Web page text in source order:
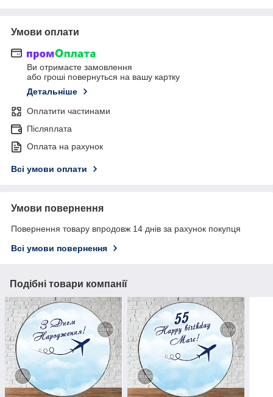
Умови оплати
Ви отримаєте замовлення
або гроші повернуться на вашу картку
Детальніше
Оплатити частинами
Післяплата
Оплата на рахунок
Всі умови оплати
Умови повернення
Повернення товару впродовж 14 днів за рахунок покупця
Всі умови повернення
Подібні товари компанії